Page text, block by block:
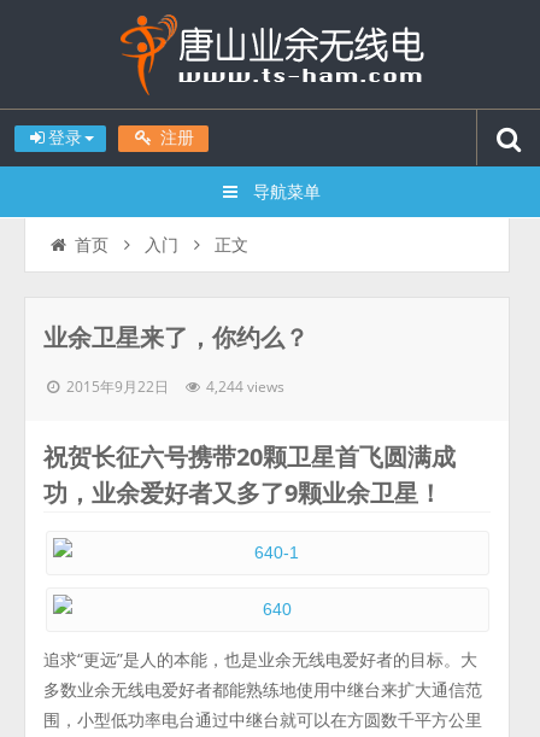
登录 注册
导航菜单
首页 入门 正文
业余卫星来了，你约么？
2015年9月22日 4,244 views
祝贺长征六号携带20颗卫星首飞圆满成
功，业余爱好者又多了9颗业余卫星！
追求“更远”是人的本能，也是业余无线电爱好者的目标。大
多数业余无线电爱好者都能熟练地使用中继台来扩大通信范
围，小型低功率电台通过中继台就可以在方圆数千平方公里